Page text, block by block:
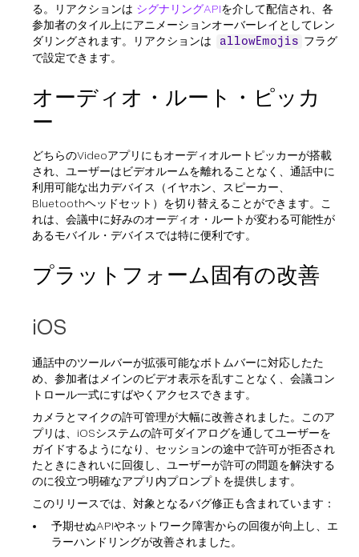
る。リアクションは シグナリングAPIを介して配信され、各
参加者のタイル上にアニメーションオーバーレイとしてレン
ダリングされます。リアクションは
allowEmojis フラグ
で設定できます。
オーディオ・ルート・ピッカ
ー
どちらのVideoアプリにもオーディオルートピッカーが搭載
され、ユーザーはビデオルームを離れることなく、通話中に
利用可能な出力デバイス（イヤホン、スピーカー、
Bluetoothヘッドセット）を切り替えることができます。こ
れは、会議中に好みのオーディオ・ルートが変わる可能性が
あるモバイル・デバイスでは特に便利です。
プラットフォーム固有の改善
iOS
通話中のツールバーが拡張可能なボトムバーに対応したた
め、参加者はメインのビデオ表示を乱すことなく、会議コン
トロール一式にすばやくアクセスできます。
カメラとマイクの許可管理が大幅に改善されました。このア
プリは、iOSシステムの許可ダイアログを通してユーザーを
ガイドするようになり、セッションの途中で許可が拒否され
たときにきれいに回復し、ユーザーが許可の問題を解決する
のに役立つ明確なアプリ内プロンプトを提供します。
このリリースでは、対象となるバグ修正も含まれています：
予期せぬAPIやネットワーク障害からの回復が向上し、エ
ラーハンドリングが改善されました。